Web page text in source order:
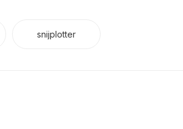
snijplotter